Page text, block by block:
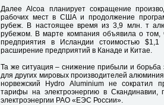
Далее Alcoa планирует сокращение
рабочих мест в США и продолжение
рубеж. В настоящее время из 3,9 млн. т
рубежом. В марте компания объявила о том,
предприятия в Исландии стоимостью
расширение предприятий в Канаде и Китае.
Та же ситуация – снижение прибыли и борьба
для других мировых производителей
норвежский Hydro Aluminium не сократил
тарифы на электроэнергию в Скандинавии,
электроэнергии РАО «ЕЭС России».